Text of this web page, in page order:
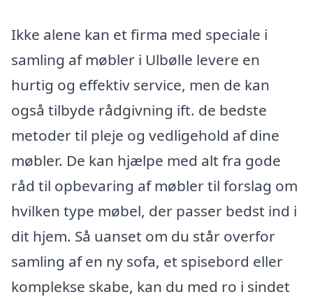
Ikke alene kan et firma med speciale i
samling af møbler i Ulbølle levere en
hurtig og effektiv service, men de kan
også tilbyde rådgivning ift. de bedste
metoder til pleje og vedligehold af dine
møbler. De kan hjælpe med alt fra gode
råd til opbevaring af møbler til forslag om
hvilken type møbel, der passer bedst ind i
dit hjem. Så uanset om du står overfor
samling af en ny sofa, et spisebord eller
komplekse skabe, kan du med ro i sindet